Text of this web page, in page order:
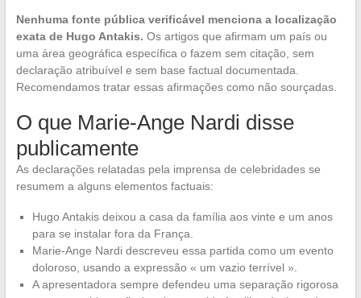
Nenhuma fonte pública verificável menciona a localização
exata de Hugo Antakis. Os artigos que afirmam um país ou
uma área geográfica específica o fazem sem citação, sem
declaração atribuível e sem base factual documentada.
Recomendamos tratar essas afirmações como não sourçadas.
O que Marie-Ange Nardi disse
publicamente
As declarações relatadas pela imprensa de celebridades se
resumem a alguns elementos factuais:
Hugo Antakis deixou a casa da família aos vinte e um anos
para se instalar fora da França.
Marie-Ange Nardi descreveu essa partida como um evento
doloroso, usando a expressão « um vazio terrível ».
A apresentadora sempre defendeu uma separação rigorosa